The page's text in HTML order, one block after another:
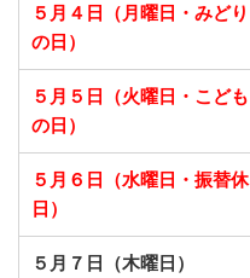
５月４日（月曜日・みどり
の日）
５月５日（火曜日・こども
の日）
５月６日（水曜日・振替休
日）
５月７日（木曜日）